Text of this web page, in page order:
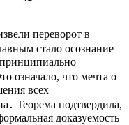
переворот в
стало осознание
принципиально
означало, что мечта о
всех
Теорема подтвердила,
доказуемость